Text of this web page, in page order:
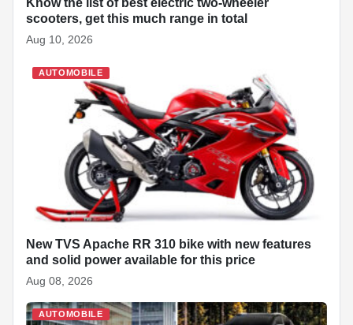
Know the list of best electric two-wheeler
scooters, get this much range in total
Aug 10, 2026
AUTOMOBILE
New TVS Apache RR 310 bike with new features
and solid power available for this price
Aug 08, 2026
AUTOMOBILE